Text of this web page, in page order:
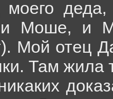
моего
и Моше, и
Мой отец
Там жила